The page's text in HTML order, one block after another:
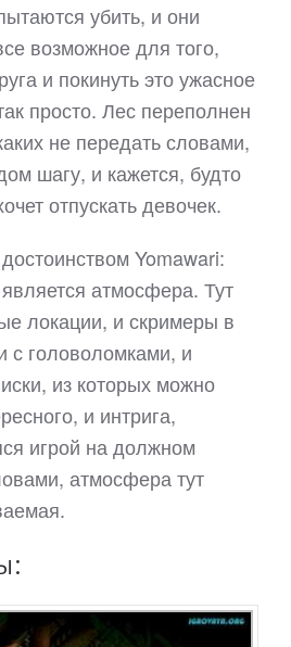
убить, и они
возможное для того,
и покинуть это ужасное
просто. Лес переполнен
не передать словами,
шагу, и кажется, будто
отпускать девочек.
Yomawari:
атмосфера. Тут
локации, и скримеры в
с головоломками, и
из которых можно
и интрига,
игрой на должном
атмосфера тут